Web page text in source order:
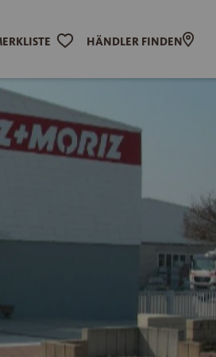
HÄNDLER FINDEN